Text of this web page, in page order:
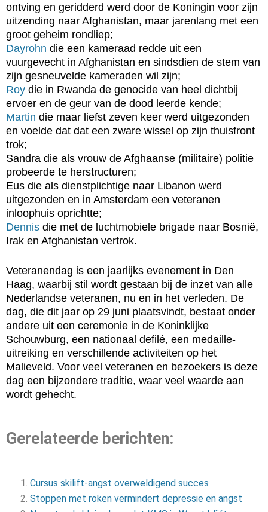
ontving en geridderd werd door de Koningin voor zijn
uitzending naar Afghanistan, maar jarenlang met een
groot geheim rondliep;
Dayrohn die een kameraad redde uit een
vuurgevecht in Afghanistan en sindsdien de stem van
zijn gesneuvelde kameraden wil zijn;
Roy die in Rwanda de genocide van heel dichtbij
ervoer en de geur van de dood leerde kende;
Martin die maar liefst zeven keer werd uitgezonden
en voelde dat dat een zware wissel op zijn thuisfront
trok;
Sandra die als vrouw de Afghaanse (militaire) politie
probeerde te herstructuren;
Eus die als dienstplichtige naar Libanon werd
uitgezonden en in Amsterdam een veteranen
inloophuis oprichtte;
Dennis die met de luchtmobiele brigade naar Bosnië,
Irak en Afghanistan vertrok.
Veteranendag is een jaarlijks evenement in Den
Haag, waarbij stil wordt gestaan bij de inzet van alle
Nederlandse veteranen, nu en in het verleden. De
dag, die dit jaar op 29 juni plaatsvindt, bestaat onder
andere uit een ceremonie in de Koninklijke
Schouwburg, een nationaal defilé, een medaille-
uitreiking en verschillende activiteiten op het
Malieveld. Voor veel veteranen en bezoekers is deze
dag een bijzondere traditie, waar veel waarde aan
wordt gehecht.
Gerelateerde berichten:
Cursus skilift-angst overweldigend succes
Stoppen met roken vermindert depressie en angst